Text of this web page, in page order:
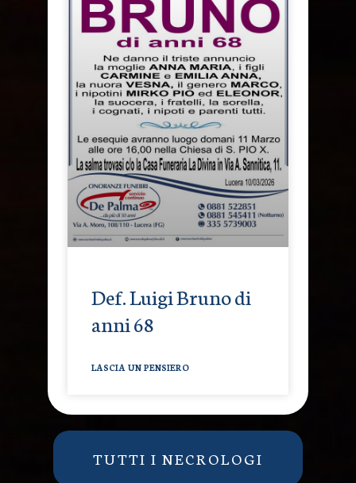
Def. Luigi Bruno di
anni 68
LASCIA UN PENSIERO
TUTTI I NECROLOGI